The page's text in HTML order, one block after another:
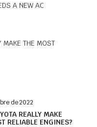
A NEW AC
MAKE THE MOST
de 2022
REALLY MAKE
RELIABLE ENGINES?